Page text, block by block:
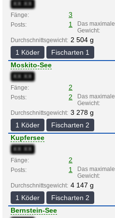
XX:XX
Fänge:
3
Posts: 1
Das maximale
Gewicht:
Durchschnittsgewicht: 2 504 g
1 Köder
Fischarten 1
Moskito-See
XX:XX
Fänge:
2
Posts: 2
Das maximale
Gewicht:
Durchschnittsgewicht: 3 278 g
1 Köder
Fischarten 2
Kupfersee
XX:XX
Fänge:
2
Posts: 1
Das maximale
Gewicht:
Durchschnittsgewicht: 4 147 g
1 Köder
Fischarten 2
Bernstein-See